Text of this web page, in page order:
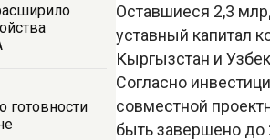
готовности
Оставшиеся 2,3
уставный капитал
Кыргызстан и
Согласно
совместной
быть завершено до